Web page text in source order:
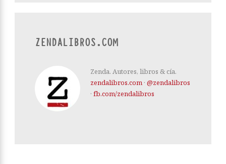
ZENDALIBROS.COM
Zenda. Autores, libros & cía.
zendalibros.com · @zendalibros
· fb.com/zendalibros